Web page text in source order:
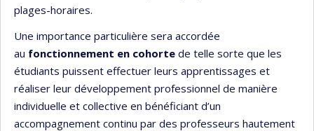
plages-horaires.
Une importance particulière sera accordée
au fonctionnement en cohorte de telle sorte que les
étudiants puissent effectuer leurs apprentissages et
réaliser leur développement professionnel de manière
individuelle et collective en bénéficiant d’un
accompagnement continu par des professeurs hautement